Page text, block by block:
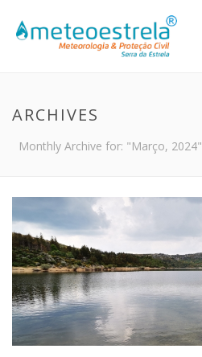
ARCHIVES
Monthly Archive for: "Março, 2024"